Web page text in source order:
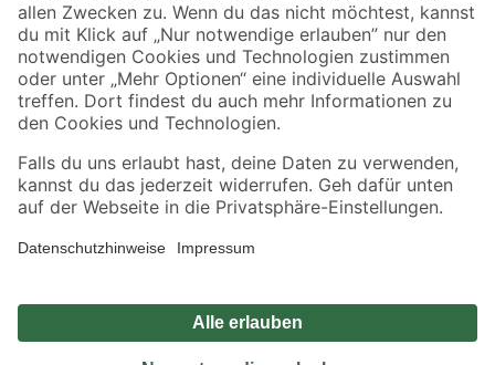
Jetzt die toom-App herunterladen
Alle Preisangaben in EUR inkl. gesetzl. MwSt.. Die dargestellten Angebote sind unter
Umständen nicht in allen Märkten verfügbar. Die angegebenen Verfügbarkeiten beziehen
Produkte nur solange der Vorrat reicht.
*Paketversand ab 59 € versandkostenfrei, gilt nicht für Artikel mit Speditionsversand, hier
Privatsphäre Impressum
Nutzungsbedingungen
Widerrufsrecht
Vertrag widerrufen